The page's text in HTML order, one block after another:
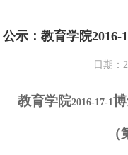
公示：教育学院2016-
日期：
教育学院2016-17-1
（